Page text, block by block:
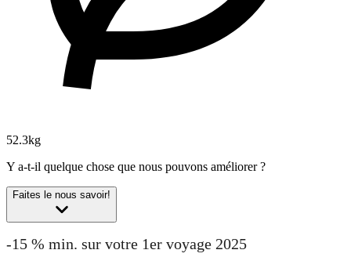
52.3kg
Y a-t-il quelque chose que nous pouvons améliorer ?
Faites le nous savoir!
-15 % min. sur votre 1er voyage 2025